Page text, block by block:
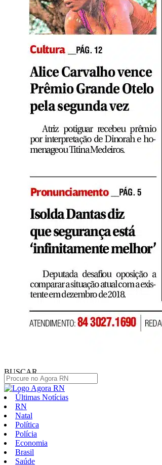
BUSCAR
Últimas Notícias
RN
Natal
Política
Polícia
Economia
Brasil
Saúde